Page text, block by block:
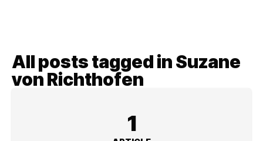
All posts tagged in Suzane
von Richthofen
1